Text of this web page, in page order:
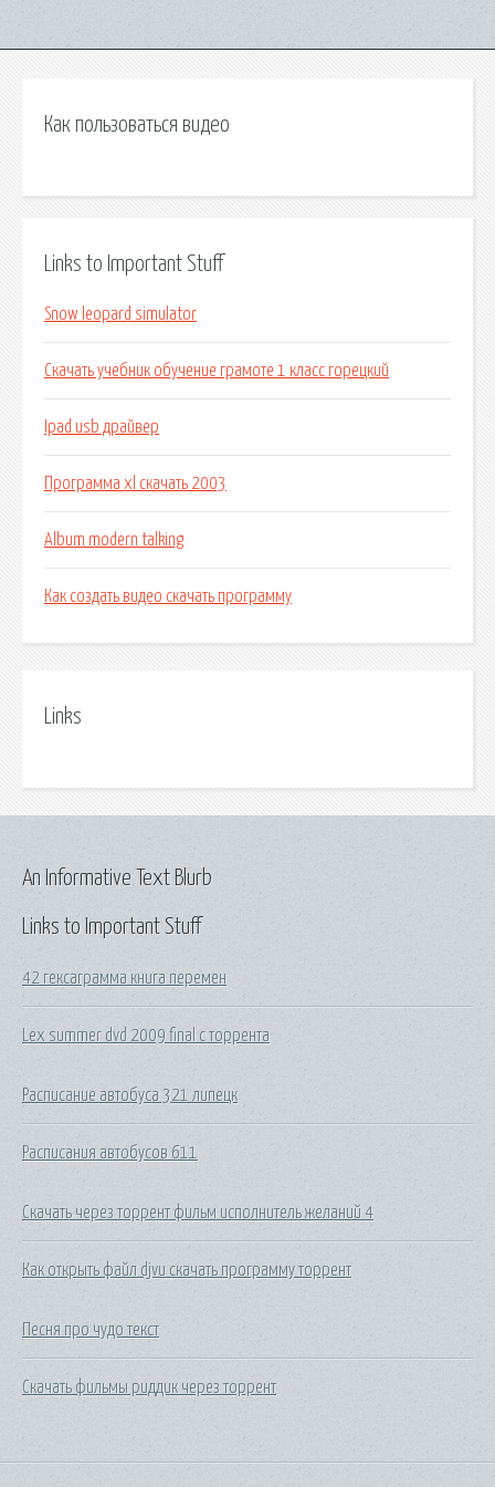
Как пользоваться видео
Links to Important Stuff
Snow leopard simulator
Скачать учебник обучение грамоте 1 класс горецкий
Ipad usb драйвер
Программа xl скачать 2003
Album modern talking
Как создать видео скачать программу
Links
Links to Important Stuff
42 гексаграмма книга перемен
Lex summer dvd 2009 final с торрента
Расписание автобуса 321 липецк
Расписания автобусов 611
Скачать через торрент фильм исполнитель желаний 4
Как открыть файл djvu скачать программу торрент
Песня про чудо текст
Скачать фильмы риддик через торрент
An Informative Text Blurb